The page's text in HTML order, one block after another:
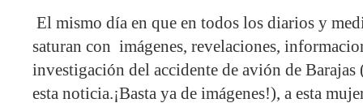
El mismo día en que en todos los diarios y
saturan con imágenes, revelaciones,
investigación del accidente de avión de
esta noticia.¡Basta ya de imágenes!), a esta